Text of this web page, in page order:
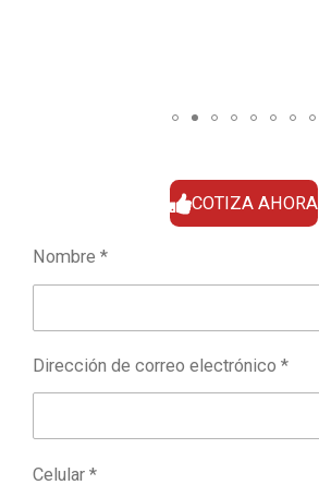
COTIZA AHORA
Nombre *
Dirección de correo electrónico *
Celular *